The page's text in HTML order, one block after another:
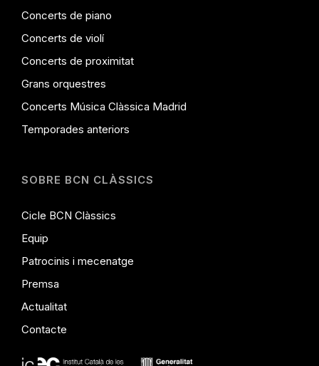
Concerts de piano
Concerts de violí
Concerts de proximitat
Grans orquestres
Concerts Música Clàssica Madrid
Temporades anteriors
SOBRE BCN CLÀSSICS
Cicle BCN Clàssics
Equip
Patrocinis i mecenatge
Premsa
Actualitat
Contacte